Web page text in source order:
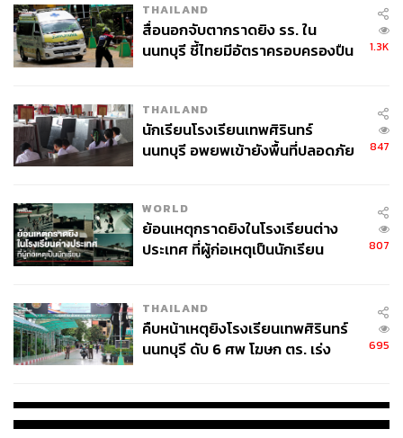
THAILAND
สื่อนอกจับตากราดยิง รร. ใน
นนทบุรี ชี้ไทยมีอัตราครอบครองปืน
1.3K
THAILAND
นักเรียนโรงเรียนเทพศิรินทร์
นนทบุรี อพยพเข้ายังพื้นที่ปลอดภัย
847
WORLD
ย้อนเหตุกราดยิงในโรงเรียนต่าง
ประเทศ ที่ผู้ก่อเหตุเป็นนักเรียน
807
THAILAND
คืบหน้าเหตุยิงโรงเรียนเทพศิรินทร์
นนทบุรี ดับ 6 ศพ โฆษก ตร. เร่ง
695